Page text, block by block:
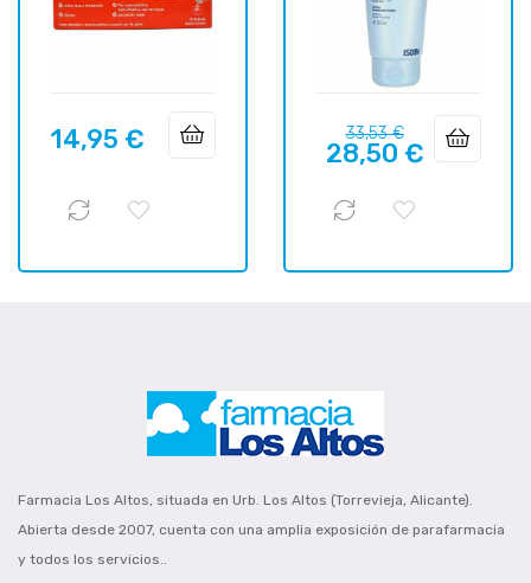
Precio
14,95 €
Precio
regular
33,53 €Precio
28,50 €
Farmacia Los Altos, situada en Urb. Los Altos (Torrevieja, Alicante).
Abierta desde 2007, cuenta con una amplia exposición de parafarmacia
y todos los servicios..